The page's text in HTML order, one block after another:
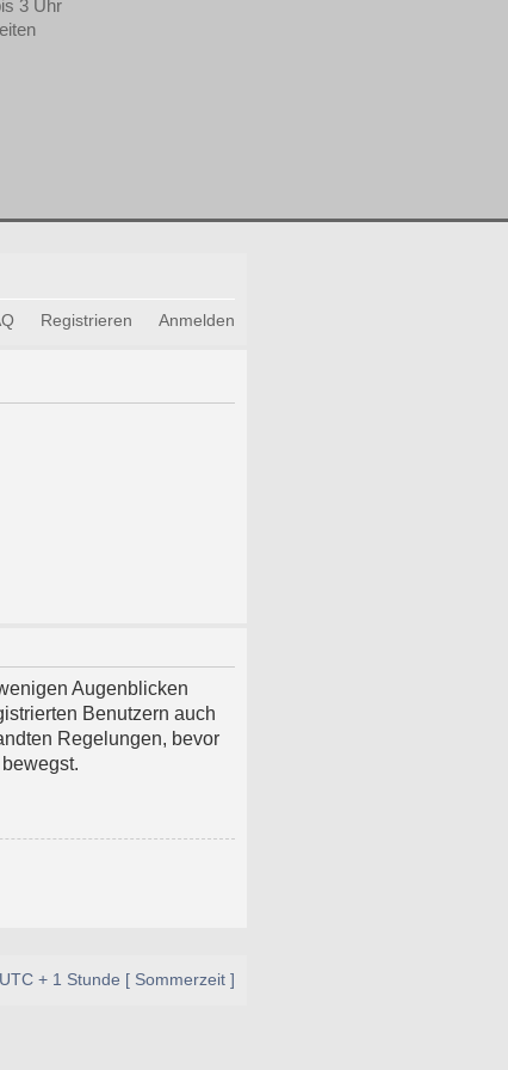
Registrieren Anmelden
Augenblicken
Benutzern auch
Regelungen, bevor
+ 1 Stunde [ Sommerzeit ]
3 Uhr